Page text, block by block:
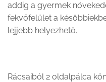
addig a gyermek
fekvőfelület a
lejjebb helyezhető.
Rácsaiból 2 oldalpálca